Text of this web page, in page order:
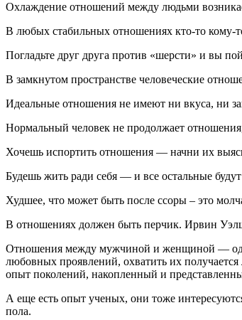
Охлаждение отношений между людьми
В любых стабильных отношениях кто-то кому-
Погладьте друг друга против «шерсти» и вы
В замкнутом пространстве человеческие
Идеальные отношения не имеют ни вкуса, ни
Нормальный человек не продолжает
Хочешь испортить отношения — начни их
Будешь жить ради себя — и все остальные
Худшее, что может быть после ссоры – это
В отношениях должен быть перчик. Ирвин
Отношения между мужчиной и женщиной ―
любовных проявлений, охватить их
опыт поколений, накопленный и
А еще есть опыт ученых, они тоже
пола.